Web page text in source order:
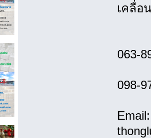
เคลื่อ
063-
098-
Email: